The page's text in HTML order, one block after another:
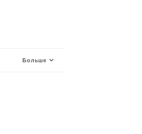
Больше